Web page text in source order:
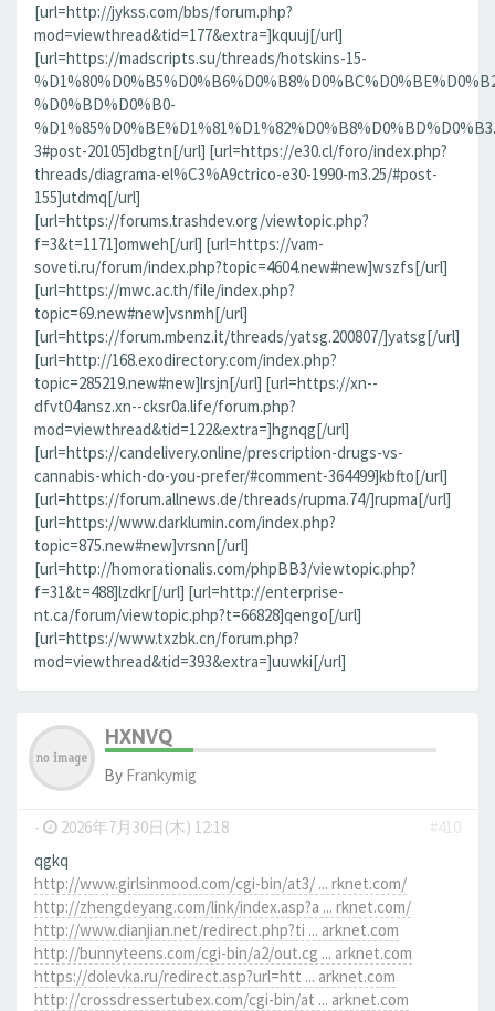
[url=http://jykss.com/bbs/forum.php?
mod=viewthread&tid=177&extra=]kquuj[/url]
[url=https://madscripts.su/threads/hotskins-15-
%D0%BD%D0%B0-
3#post-20105]dbgtn[/url] [url=https://e30.cl/foro/index.php?
threads/diagrama-el%C3%A9ctrico-e30-1990-m3.25/#post-
155]utdmq[/url]
[url=https://forums.trashdev.org/viewtopic.php?
f=3&t=1171]omweh[/url] [url=https://vam-
soveti.ru/forum/index.php?topic=4604.new#new]wszfs[/url]
[url=https://mwc.ac.th/file/index.php?
topic=69.new#new]vsnmh[/url]
[url=https://forum.mbenz.it/threads/yatsg.200807/]yatsg[/url]
[url=http://168.exodirectory.com/index.php?
topic=285219.new#new]lrsjn[/url] [url=https://xn--
dfvt04ansz.xn--cksr0a.life/forum.php?
mod=viewthread&tid=122&extra=]hgnqg[/url]
[url=https://candelivery.online/prescription-drugs-vs-
cannabis-which-do-you-prefer/#comment-364499]kbfto[/url]
[url=https://forum.allnews.de/threads/rupma.74/]rupma[/url]
[url=https://www.darklumin.com/index.php?
topic=875.new#new]vrsnn[/url]
[url=http://homorationalis.com/phpBB3/viewtopic.php?
f=31&t=488]lzdkr[/url] [url=http://enterprise-
nt.ca/forum/viewtopic.php?t=66828]qengo[/url]
[url=https://www.txzbk.cn/forum.php?
mod=viewthread&tid=393&extra=]uuwki[/url]
HXNVQ
By Frankymig
- 2026年7月30日(木) 12:18
#410
qgkq
http://www.girlsinmood.com/cgi-bin/at3/ ... rknet.com/
http://zhengdeyang.com/link/index.asp?a ... rknet.com/
http://www.dianjian.net/redirect.php?ti ... arknet.com
http://bunnyteens.com/cgi-bin/a2/out.cg ... arknet.com
https://dolevka.ru/redirect.asp?url=htt ... arknet.com
http://crossdressertubex.com/cgi-bin/at ... arknet.com